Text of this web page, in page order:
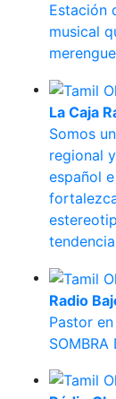
Estación
musical
La Caja
Somos
regional
español
Radio
Pastor en
SOMBRA